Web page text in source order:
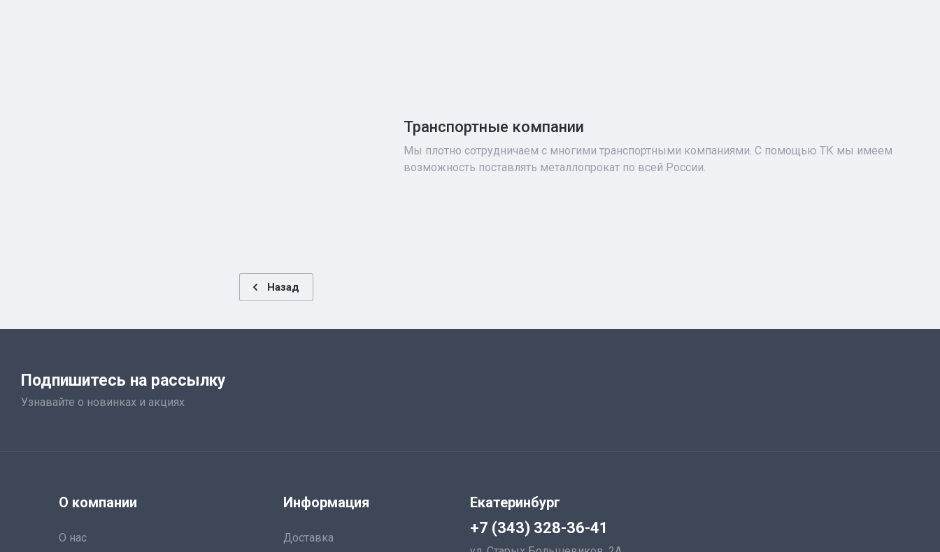
Транспортные компании
Мы плотно сотрудничаем с многими транспортными компаниями. С помощью ТК мы имеем
возможность поставлять металлопрокат по всей России.
Назад
Подпишитесь на рассылку
Узнавайте о новинках и акциях
О компании
О нас
Информация
Доставка
Екатеринбург
+7 (343) 328-36-41